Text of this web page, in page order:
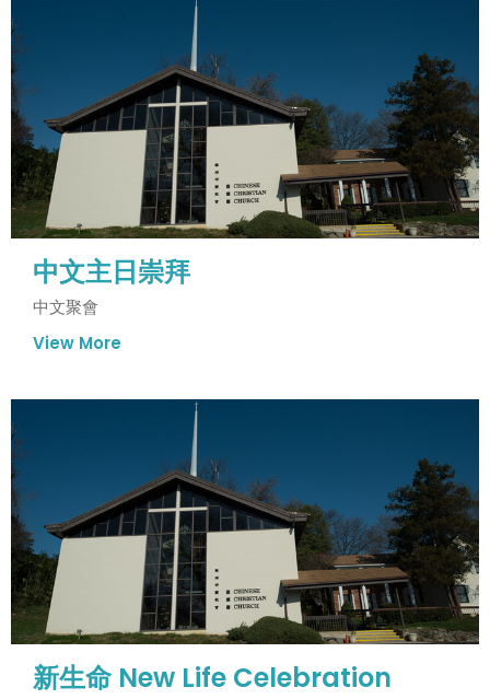
中文主日崇拜
中文聚會
View More
新生命 New Life Celebration